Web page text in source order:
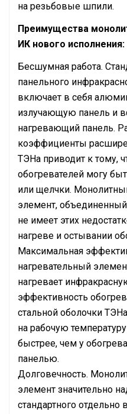
на резьбовые шпили.
Преимущества
ИК нового исполнения:
Бесшумная работа.
панельного
включает в себя
излучающую панель и
нагревающий панель.
коэффициенты
ТЭНа приводит к тому,
обогревателей могу
или щелчки.
элемент,
не имеет этих
нагреве и остывании
Максимальная
нагревательный
нагревает
эффективность
стальной оболочки
на рабочую
быстрее, чем у
панелью.
Долговечность.
элемент значительно
стандартного отдельно